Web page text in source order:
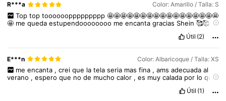
4,86 1.4M Seguidores
4,86 1.4M Seguidores
R***a Color: Amarillo / Talla: S
Top top tooooooppppppppp 🤩🤩🤩🤩🤩🤩🤩🤩🤩🤩🤩🤩🤩🤩🤩🤩🤩
🤩 mequedaestupendoooooooo meencantagracias Shein🥰🥰🥰
Útil (2)
E***n Color: Albaricoque / Talla: XS
me encanta , crei que la tela seria mas fina , ams adecuada al
verano ,esperoque node muchocalor ,es muycalada por loque
Útil (1)